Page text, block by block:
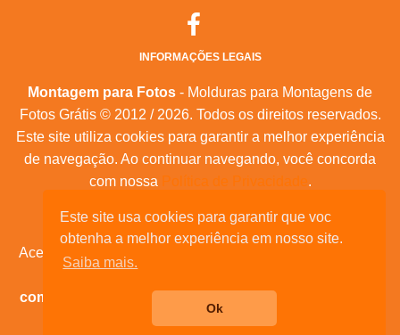
Este site usa cookies para garantir que voc
obtenha a melhor experiência em nosso site.
Saiba mais.
Ok
INFORMAÇÕES LEGAIS
Montagem para Fotos - Molduras para Montagens de
Fotos Grátis © 2012 / 2026. Todos os direitos reservados.
Este site utiliza cookies para garantir a melhor experiência
de navegação. Ao continuar navegando, você concorda
com nossa Política de Privacidade.
Mapa do Site |Feeds RSS |Sobre Nós
Acesse nossas molduras para:
comemorativas, e muita outras datas comemorativas!